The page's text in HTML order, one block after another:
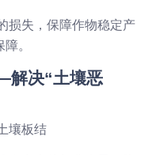
损失，保障作物稳定产
。
解决“土壤恶
壤板结